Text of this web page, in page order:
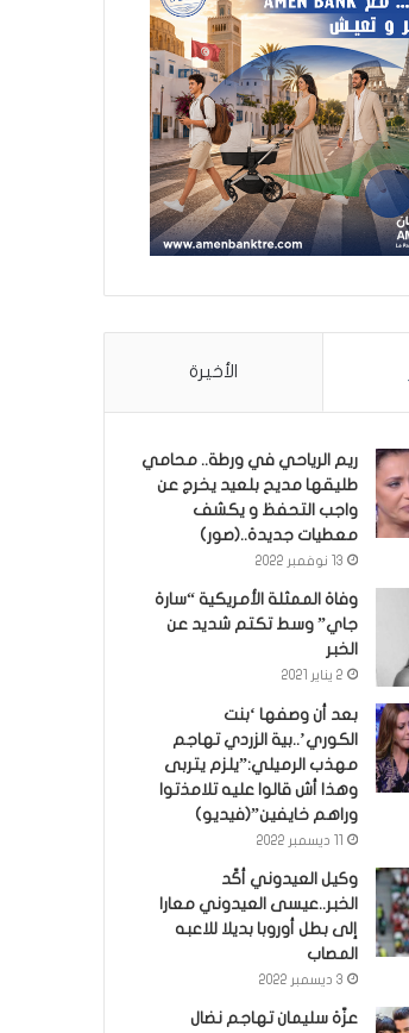
الأخيرة
ريم الرياحي في ورطة.. محامي
طليقها مديح بلعيد يخرج عن
واجب التحفظ و يكشف
معطيات جديدة..(صور)
13 نوفمبر 2022
وفاة الممثلة الأمريكية “سارة
جاي” وسط تكتم شديد عن
الخبر
2 يناير 2021
بعد أن وصفها ‘بنت
الكوري’..بية الزردي تهاجم
مهذب الرميلي:”يلزم يتربى
وهذا أش قالوا عليه تلامذتوا
وراهم خايفين”(فيديو)
وكيل العيدوني أكّد
الخبر..عيسى العيدوني معارا
إلى بطل أوروبا بديلا للاعبه
المصاب
3 ديسمبر 2022
عزّة سليمان تهاجم نضال